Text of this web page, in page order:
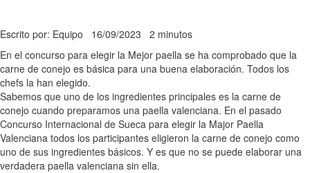
Escrito por: Equipo 16/09/2023 2 minutos
En el concurso para elegir la Mejor paella se ha comprobado que la
carne de conejo es básica para una buena elaboración. Todos los
chefs la han elegido.
Sabemos que uno de los ingredientes principales es la carne de
conejo cuando preparamos una paella valenciana. En el pasado
Concurso Internacional de Sueca para elegir la Major Paella
Valenciana todos los participantes eligieron la carne de conejo como
uno de sus ingredientes básicos. Y es que no se puede elaborar una
verdadera paella valenciana sin ella.